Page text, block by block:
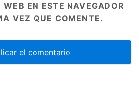
WEB EN ESTE NAVEGADOR
VEZ QUE COMENTE.